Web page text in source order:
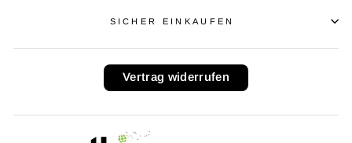
SICHER EINKAUFEN
Vertrag widerrufen